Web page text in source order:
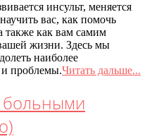
инсульт, меняется
вас, как помочь
также как вам самим
жизни. Здесь мы
наиболее
и проблемы.Читать дальше...
больными